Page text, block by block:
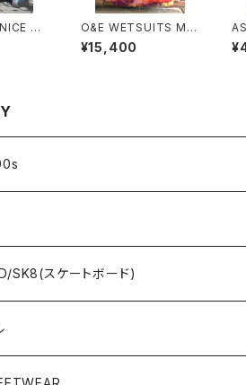
O
O&E WETSUITS ME
NS SPRING SUIT 2/2
mm スプリング ウエッ
¥15,400
ー
トスーツ )
フボード )
フ小物)
SK8(スケートボード)
レル)